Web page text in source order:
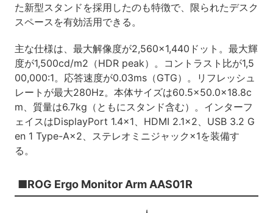
た新型スタンドを採用したのも特徴で、限られたデスク
スペースを有効活用できる。
主な仕様は、最大解像度が2,560×1,440ドット。最大輝
度が1,500cd/m2（HDR peak）。コントラスト比が1,5
00,000:1。応答速度が0.03ms（GTG）。リフレッシュ
レートが最大280Hz。本体サイズは60.5×50.0×18.8c
m、質量は6.7kg（ともにスタンド含む）。インターフ
ェイスはDisplayPort 1.4×1、HDMI 2.1×2、USB 3.2 G
en 1 Type-A×2、ステレオミニジャック×1を装備す
る。
■ROG Ergo Monitor Arm AAS01R